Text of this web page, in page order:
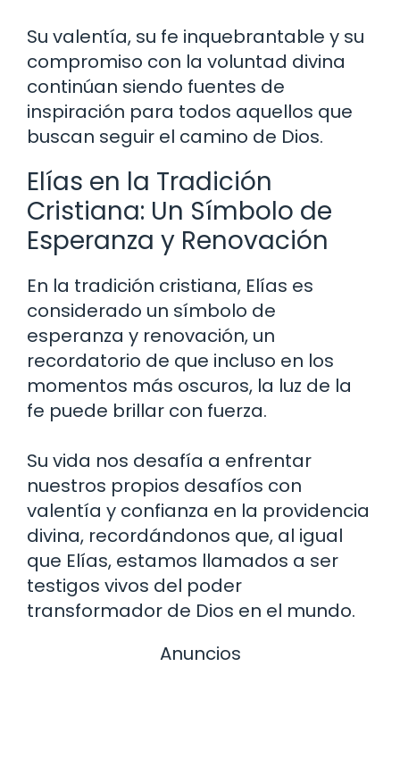
Su valentía, su fe inquebrantable y su
compromiso con la voluntad divina
continúan siendo fuentes de
inspiración para todos aquellos que
buscan seguir el camino de Dios.
Elías en la Tradición
Cristiana: Un Símbolo de
Esperanza y Renovación
En la tradición cristiana, Elías es
considerado un símbolo de
esperanza y renovación, un
recordatorio de que incluso en los
momentos más oscuros, la luz de la
fe puede brillar con fuerza.
Su vida nos desafía a enfrentar
nuestros propios desafíos con
valentía y confianza en la providencia
divina, recordándonos que, al igual
que Elías, estamos llamados a ser
testigos vivos del poder
transformador de Dios en el mundo.
Anuncios